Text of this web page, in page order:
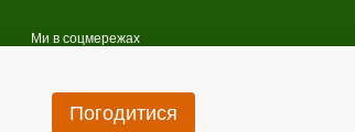
Ми в соцмережах
Погодитися